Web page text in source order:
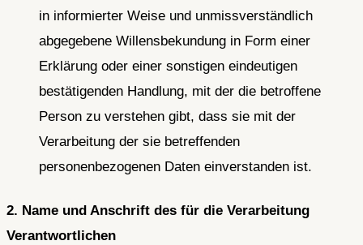
in informierter Weise und unmissverständlich
abgegebene Willensbekundung in Form einer
Erklärung oder einer sonstigen eindeutigen
bestätigenden Handlung, mit der die betroffene
Person zu verstehen gibt, dass sie mit der
Verarbeitung der sie betreffenden
personenbezogenen Daten einverstanden ist.
2. Name und Anschrift des für die Verarbeitung
Verantwortlichen